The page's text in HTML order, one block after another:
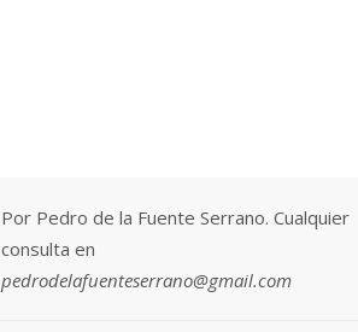
Por Pedro de la Fuente Serrano. Cualquier
consulta en
pedrodelafuenteserrano@gmail.com